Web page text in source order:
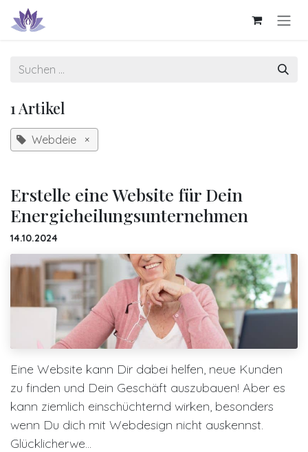
Zum Inhalt springen
1 Artikel
Webdeie ×
Erstelle eine Website für Dein
Energieheilungsunternehmen
14.10.2024
Eine Website kann Dir dabei helfen, neue Kunden
zu finden und Dein Geschäft auszubauen! Aber es
kann ziemlich einschüchternd wirken, besonders
wenn Du dich mit Webdesign nicht auskennst.
Glücklicherwe...